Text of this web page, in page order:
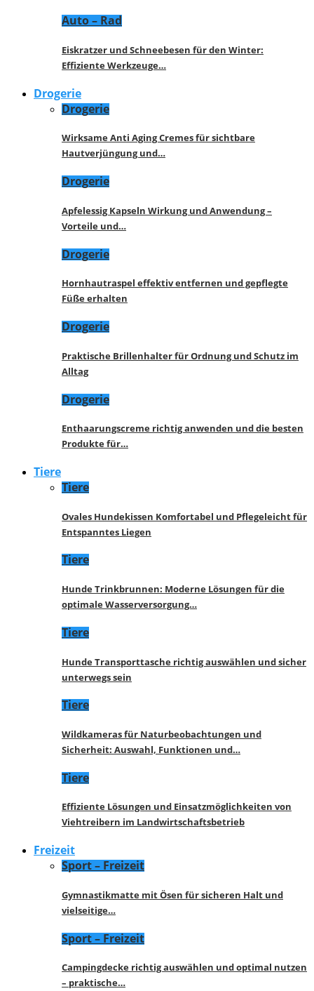
Auto – Rad
Eiskratzer und Schneebesen für den Winter:
Effiziente Werkzeuge…
Drogerie
Drogerie
Wirksame Anti Aging Cremes für sichtbare
Hautverjüngung und…
Drogerie
Apfelessig Kapseln Wirkung und Anwendung –
Vorteile und…
Drogerie
Hornhautraspel effektiv entfernen und gepflegte
Füße erhalten
Drogerie
Praktische Brillenhalter für Ordnung und Schutz im
Alltag
Drogerie
Enthaarungscreme richtig anwenden und die besten
Produkte für…
Tiere
Tiere
Ovales Hundekissen Komfortabel und Pflegeleicht für
Entspanntes Liegen
Tiere
Hunde Trinkbrunnen: Moderne Lösungen für die
optimale Wasserversorgung…
Tiere
Hunde Transporttasche richtig auswählen und sicher
unterwegs sein
Tiere
Wildkameras für Naturbeobachtungen und
Sicherheit: Auswahl, Funktionen und…
Tiere
Effiziente Lösungen und Einsatzmöglichkeiten von
Viehtreibern im Landwirtschaftsbetrieb
Freizeit
Sport – Freizeit
Gymnastikmatte mit Ösen für sicheren Halt und
vielseitige…
Sport – Freizeit
Campingdecke richtig auswählen und optimal nutzen
– praktische…